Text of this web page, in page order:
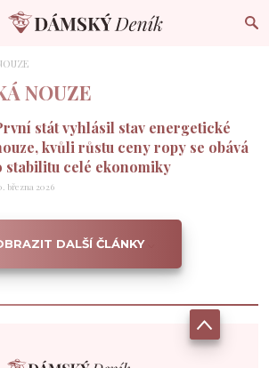
NOUZE
stát vyhlásil stav energetické
kvůli růstu ceny ropy se obává
stabilitu celé ekonomiky
března 2026
DALŠÍ ČLÁNKY